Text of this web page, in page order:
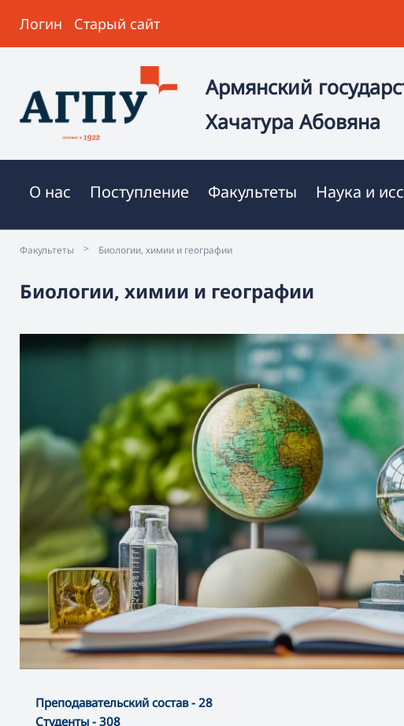
Логин Старый сайт
Армянский
Хачатура Абовяна
О нас Поступление Факультеты Наука и
Факультеты > Биологии, химии и географии
Биологии, химии и географии
Преподавательский состав - 28
Студенты - 308